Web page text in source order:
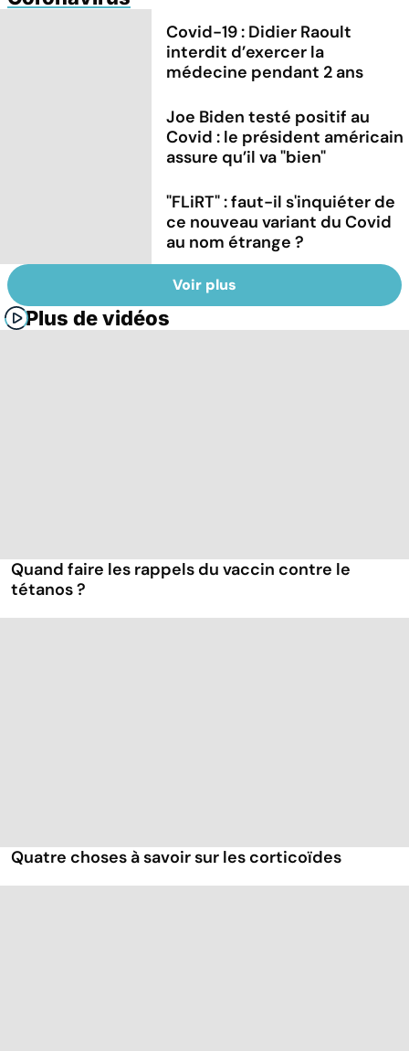
Covid-19 : Didier Raoult
interdit d’exercer la
médecine pendant 2 ans
Joe Biden testé positif au
Covid : le président américain
assure qu’il va "bien"
"FLiRT" : faut-il s'inquiéter de
ce nouveau variant du Covid
au nom étrange ?
Voir plus
Plus de vidéos
Quand faire les rappels du vaccin contre le
tétanos ?
Quatre choses à savoir sur les corticoïdes